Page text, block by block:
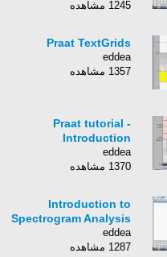
1245 مشاهده
Praat TextGrids
eddea
1357 مشاهده
Praat tutorial -
Introduction
eddea
1370 مشاهده
Introduction to
Spectrogram Analysis
eddea
1287 مشاهده